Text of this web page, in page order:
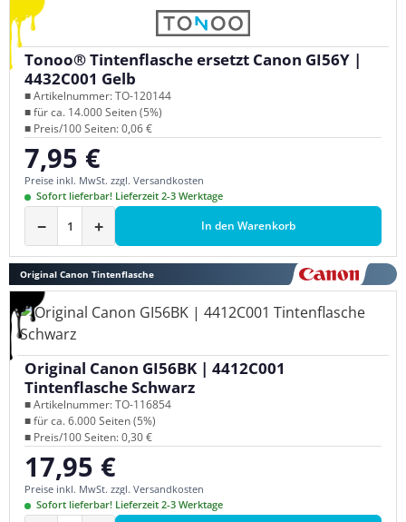
Tonoo® Tintenflasche ersetzt Canon GI56Y |
4432C001 Gelb
■ Artikelnummer: TO-120144
■ für ca. 14.000 Seiten (5%)
■ Preis/100 Seiten: 0,06 €
Regulärer Preis:
7,95 €
Preise inkl. MwSt. zzgl. Versandkosten
Sofort lieferbar! Lieferzeit 2-3 Werktage
− + In den Warenkorb
Original Canon Tintenflasche
Original Canon GI56BK | 4412C001
Tintenflasche Schwarz
■ Artikelnummer: TO-116854
■ für ca. 6.000 Seiten (5%)
■ Preis/100 Seiten: 0,30 €
Regulärer Preis:
17,95 €
Preise inkl. MwSt. zzgl. Versandkosten
Sofort lieferbar! Lieferzeit 2-3 Werktage